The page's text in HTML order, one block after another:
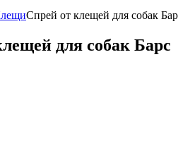
Спрей от клещей для собак
для собак Барс